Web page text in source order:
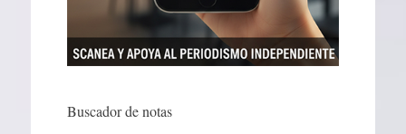
Buscador de notas